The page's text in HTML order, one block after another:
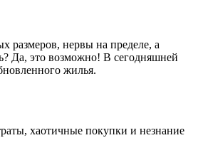
размеров, нервы на пределе, а
Да, это возможно! В сегодняшней
жилья.
хаотичные покупки и незнание